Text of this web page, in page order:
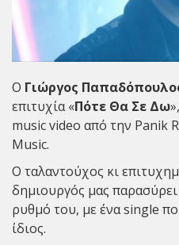
Ο Γιώργος
επιτυχία «Πότε Θα Σε Δω
music video από την Panik
Music.
Ο ταλαντούχος κι
δημιουργός μας
ρυθμό του, με ένα single
ίδιος.